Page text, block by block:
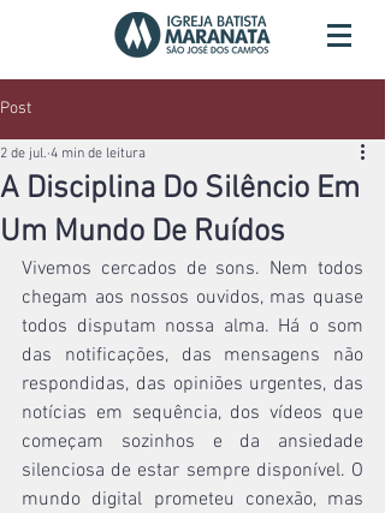
Post
A Disciplina Do Silêncio Em
Um Mundo De Ruídos
2 de jul. 4 min de leitura
Vivemos cercados de sons. Nem todos
chegam aos nossos ouvidos, mas quase
todos disputam nossa alma. Há o som
das notificações, das mensagens não
respondidas, das opiniões urgentes, das
notícias em sequência, dos vídeos que
começam sozinhos e da ansiedade
silenciosa de estar sempre disponível. O
mundo digital prometeu conexão, mas